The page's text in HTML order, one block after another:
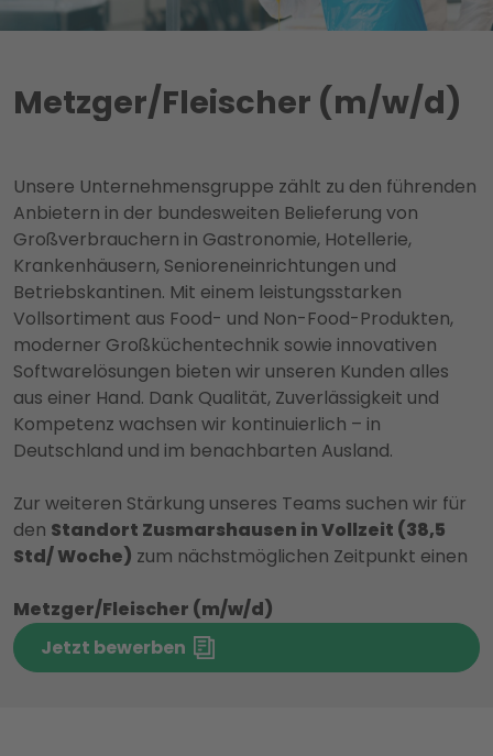
Metzger/Fleischer (m/w/d)
Unsere Unternehmensgruppe zählt zu den führenden
Anbietern in der bundesweiten Belieferung von
Großverbrauchern in Gastronomie, Hotellerie,
Krankenhäusern, Senioreneinrichtungen und
Betriebskantinen. Mit einem leistungsstarken
Vollsortiment aus Food- und Non-Food-Produkten,
moderner Großküchentechnik sowie innovativen
Softwarelösungen bieten wir unseren Kunden alles
aus einer Hand. Dank Qualität, Zuverlässigkeit und
Kompetenz wachsen wir kontinuierlich – in
Deutschland und im benachbarten Ausland.
Zur weiteren Stärkung unseres Teams suchen wir für
den Standort Zusmarshausen in Vollzeit (38,5
Std/ Woche) zum nächstmöglichen Zeitpunkt einen
Metzger/Fleischer (m/w/d)
Jetzt bewerben